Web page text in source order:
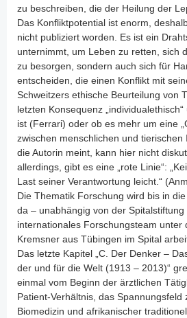
zu beschreiben, die der Heilung der
Das Konfliktpotential ist enorm,
nicht publiziert worden. Es ist ein
unternimmt, um Leben zu retten, sich
zu besorgen, sondern auch sich für
entscheiden, die einen Konflikt mit
Schweitzers ethische Beurteilung von
letzten Konsequenz „individualethisch“
ist (Ferrari) oder ob es mehr um eine
zwischen menschlichen und tierischen
die Autorin meint, kann hier nicht
allerdings, gibt es eine „rote Linie“:
Last seiner Verantwortung leicht.“
Die Thematik Forschung wird bis in
da – unabhängig von der
internationales Forschungsteam unter
Kremsner aus Tübingen im Spital
Das letzte Kapitel „C. Der Denker –
der und für die Welt (1913 – 2013)“
einmal vom Beginn der ärztlichen
Patient-Verhältnis, das Spannungsfeld
Biomedizin und afrikanischer